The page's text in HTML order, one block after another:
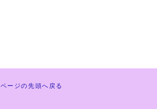
ページの先頭へ戻る